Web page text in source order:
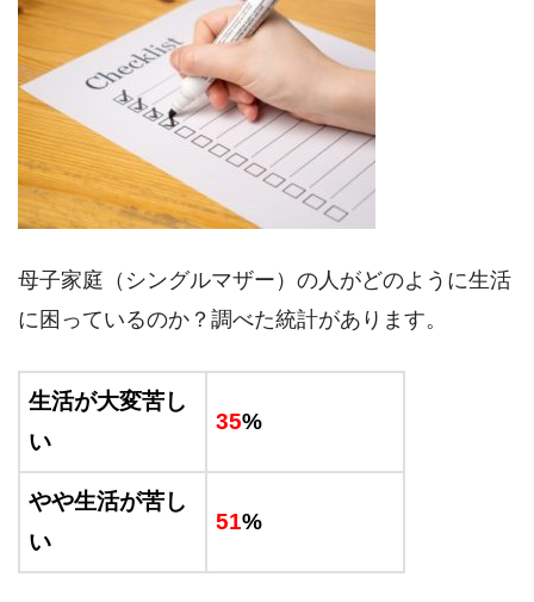
母子家庭（シングルマザー）の人がどのように生活
に困っているのか？調べた統計があります。
生活が大変苦し
い
35%
やや生活が苦し
い
51%